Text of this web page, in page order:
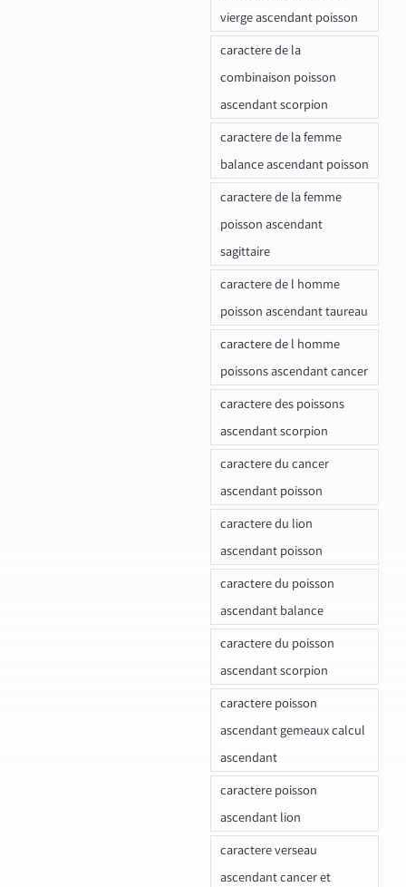
vierge ascendant poisson
caractere de la
combinaison poisson
ascendant scorpion
caractere de la femme
balance ascendant poisson
caractere de la femme
poisson ascendant
sagittaire
caractere de l homme
poisson ascendant taureau
caractere de l homme
poissons ascendant cancer
caractere des poissons
ascendant scorpion
caractere du cancer
ascendant poisson
caractere du lion
ascendant poisson
caractere du poisson
ascendant balance
caractere du poisson
ascendant scorpion
caractere poisson
ascendant gemeaux calcul
ascendant
caractere poisson
ascendant lion
caractere verseau
ascendant cancer et